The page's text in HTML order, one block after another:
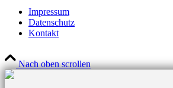
Impressum
Datenschutz
Kontakt
Nach oben scrollen